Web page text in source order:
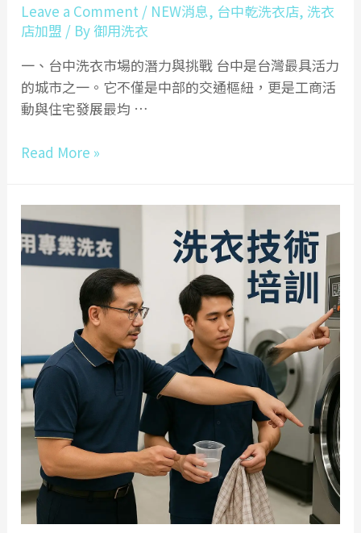
Leave a Comment / NEW消息, 台中乾洗衣店,洗衣
店加盟 / By御用洗衣
一、台中洗衣市場的潛力與挑戰 台中是台灣最具活力
的城市之一。它不僅是中部的交通樞紐，更是工商活
動與住宅發展最均 …
御
業
洗
衣
衣
技
術
轉
讓
創
業
Read More »